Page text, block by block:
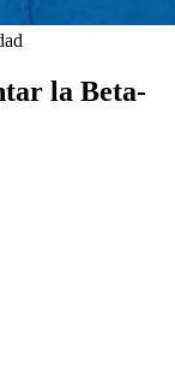
la Beta-